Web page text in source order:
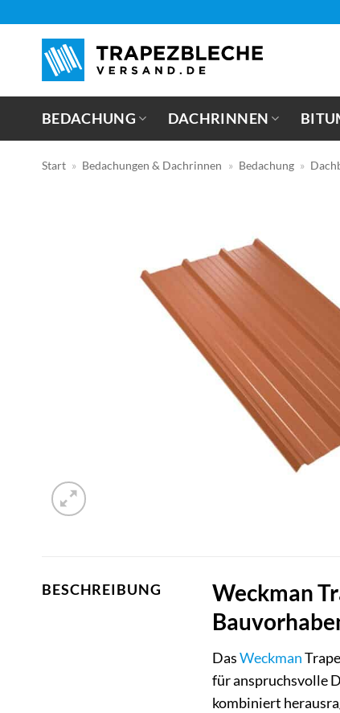
springen
BEDACHUNG DACHRINNEN
Start » Bedachungen & Dachrinnen » Bedachung »
BESCHREIBUNG
Weckman
DasWeckman
für anspruchsvolle
kombiniert